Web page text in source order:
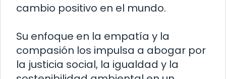
cambio positivo en el mundo.
Su enfoque en la empatía y la
compasión los impulsa a abogar por
la justicia social, la igualdad y la